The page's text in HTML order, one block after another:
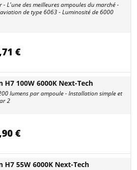
L'une des meilleures ampoules du marché -
de type 6063 - Luminosité de 6000
€
100W 6000K Next-Tech
lumens par ampoule - Installation simple et
2
€
55W 6000K Next-Tech